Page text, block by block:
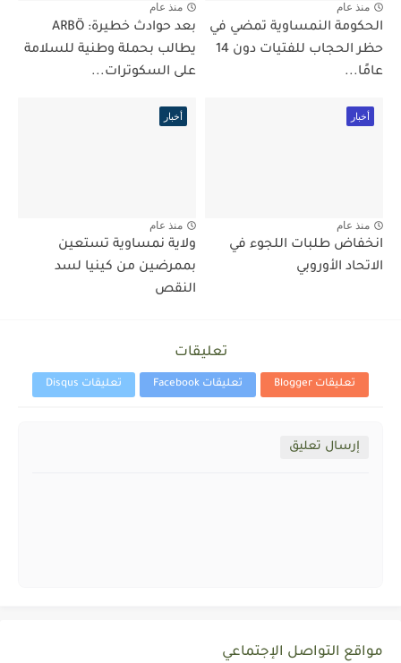
منذ عام
الحكومة النمساوية تمضي في
حظر الحجاب للفتيات دون 14
عامًا...
منذ عام
بعد حوادث خطيرة: ARBÖ
يطالب بحملة وطنية للسلامة
على السكوترات...
أخبار
منذ عام
انخفاض طلبات اللجوء في
الاتحاد الأوروبي
أخبار
منذ عام
ولاية نمساوية تستعين
بممرضين من كينيا لسد
النقص
تعليقات
تعليقات Blogger تعليقات Facebook تعليقات Disqus
إرسال تعليق
مواقع التواصل الإجتماعي